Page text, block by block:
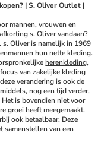
| S. Oliver Outlet |
mannen, vrouwen en
s. Oliver vandaan?
s. Oliver is namelijk in 1969
hun nette kleding.
herenkleding,
van zakelijke kleding
verandering is ook de
nog een tijd verder,
is bovendien niet voor
groei heeft meegemaakt.
ook betaalbaar. Deze
samenstellen van een